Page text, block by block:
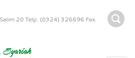
20 Telp. (0324) 326696 Fax.